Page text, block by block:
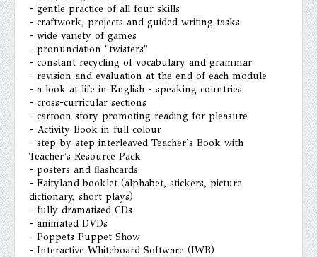
- gentle practice of all four skills
- craftwork, projects and guided writing tasks
- wide variety of games
- pronunciation "twisters"
- constant recycling of vocabulary and grammar
- revision and evaluation at the end of each module
- a look at life in English - speaking countries
- cross-curricular sections
- cartoon story promoting reading for pleasure
- Activity Book in full colour
- step-by-step interleaved Teacher's Book with
Teacher's Resource Pack
- posters and flashcards
- Faityland booklet (alphabet, stickers, picture
dictionary, short plays)
- fully dramatised CDs
- animated DVDs
- Poppets Puppet Show
- Interactive Whiteboard Software (IWB)